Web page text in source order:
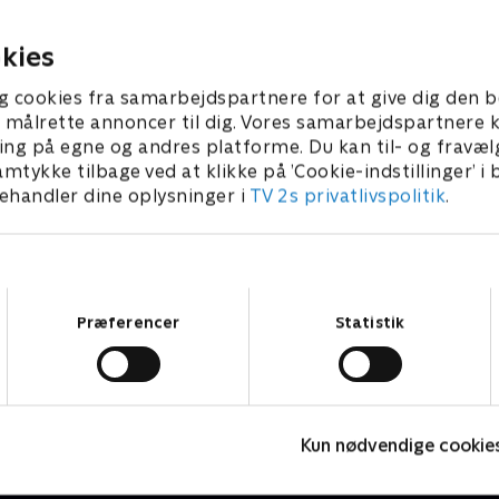
cookies fra samarbejdspartnere for at give dig den
annoncer til dig. Vores samarbejdspartnere
på egne og andres platforme. Du kan til- og
tilbage ved at klikke på ’Cookie-indstillinger’ i
dine oplysninger i TV 2s privatlivspolitik.
Præferencer Statistik
Kun nødvendige
at gå i bad, og hun må
• 41 min
kommunikation" - noget
også prøver, da han vil
sige "jeg elsker dig"